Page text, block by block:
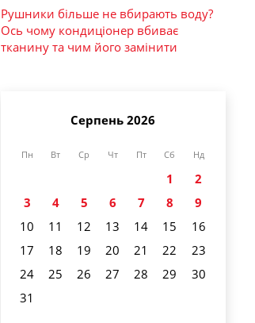
Рушники більше не вбирають воду?
Ось чому кондиціонер вбиває
тканину та чим його замінити
Серпень 2026
Пн Вт Ср Чт Пт Сб Нд
1
2
3
4 5 6 7 8
9
10
11 12 13 14 15
16
17
18 19 20 21 22
23
24
25 26 27 28 29
30
31